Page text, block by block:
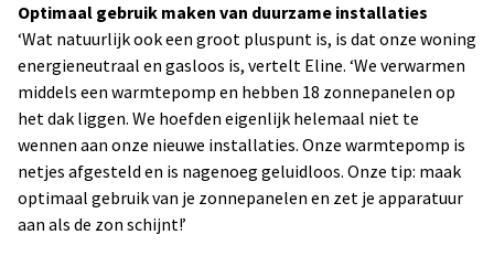
Optimaal gebruik maken van duurzame installaties
‘Wat natuurlijk ook een groot pluspunt is, is dat onze woning
energieneutraal en gasloos is, vertelt Eline. ‘We verwarmen
middels een warmtepomp en hebben 18 zonnepanelen op
het dak liggen. We hoefden eigenlijk helemaal niet te
wennen aan onze nieuwe installaties. Onze warmtepomp is
netjes afgesteld en is nagenoeg geluidloos. Onze tip: maak
optimaal gebruik van je zonnepanelen en zet je apparatuur
aan als de zon schijnt!’